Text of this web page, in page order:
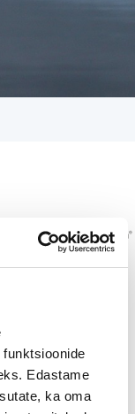
Edastame
ka oma
Uusimaa
Tapani Taskinen